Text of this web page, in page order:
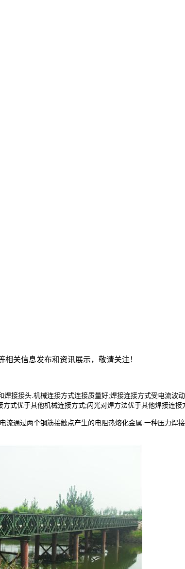
相关信息发布和资讯展示，敬请关注！
接接头.机械连接方式连接质量好;焊接连接方式受电流波
式优于其他机械连接方式;闪光对焊方法优于其他焊接连接
通过两个钢筋接触点产生的电阻热熔化金属.一种压力焊